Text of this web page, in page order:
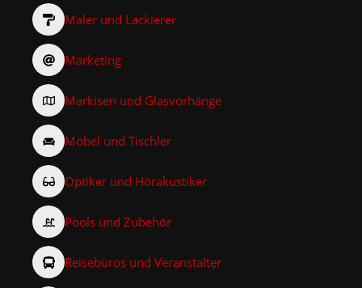
Maler und Lackierer
Marketing
Markisen und Glasvorhänge
Möbel und Tischler
Optiker und Hörakustiker
Pools und Zubehör
Reisebüros und Veranstalter